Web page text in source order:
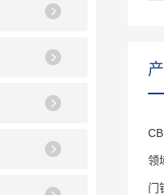
领
门